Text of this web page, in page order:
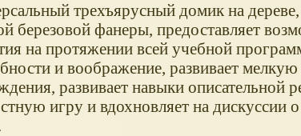
трехъярусный домик на
березовой фанеры, предоставляет
на протяжении всей учебной
и воображение, развивает
развивает навыки описательной
игру и вдохновляет на